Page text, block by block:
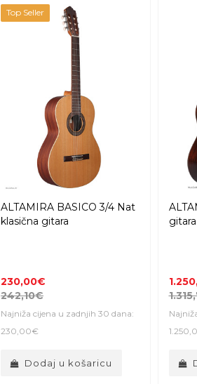
Top Seller
ALTAMIRA BASICO 3/4 Nat
klasična gitara
230,00€
242,10€
Najniža cijena u zadnjih 30 dana:
230,00€
Dodaj u košaricu